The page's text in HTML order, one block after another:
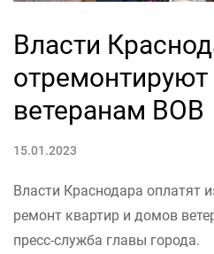
Власти
ветеранам ВОВ
15.01.2023
Власти Краснодара оплатят
ремонт квартир и домов
пресс-служба главы города.